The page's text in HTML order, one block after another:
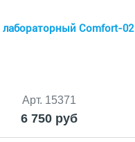
лабораторный Comfort-02
Арт. 15371
6 750 руб